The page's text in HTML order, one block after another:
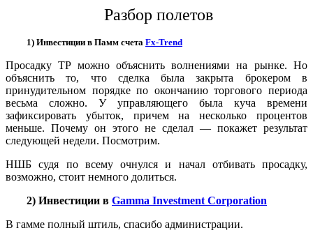
Разбор полетов
1) Инвестиции в Памм счета Fx-Trend
Просадку TP можно объяснить волнениями на рынке. Но
объяснить то, что сделка была закрыта брокером в
принудительном порядке по окончанию торгового периода
весьма сложно. У управляющего была куча времени
зафиксировать убыток, причем на несколько процентов
меньше. Почему он этого не сделал — покажет результат
следующей недели. Посмотрим.
НШБ судя по всему очнулся и начал отбивать просадку,
возможно, стоит немного долиться.
2) Инвестиции в Gamma Investment Corporation
В гамме полный штиль, спасибо администрации.